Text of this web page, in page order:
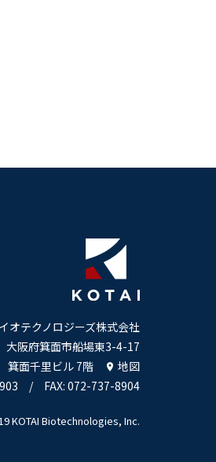
オテクノロジーズ株式会社
阪府箕面市船場東3-4-17
箕面千里ビル 7階
地図
/ FAX: 072-737-8904
KOTAI Biotechnologies, Inc.